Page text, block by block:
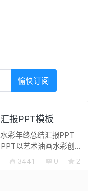
报PPT模板
彩年终总结汇报PPT
以艺术油画水彩创
终总结、报告汇总、
项目汇总等通用主题
翼...
3441 0 2